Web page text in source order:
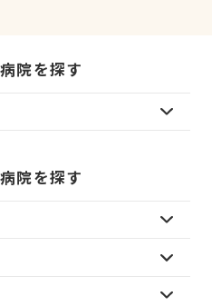
院を探す
院を探す